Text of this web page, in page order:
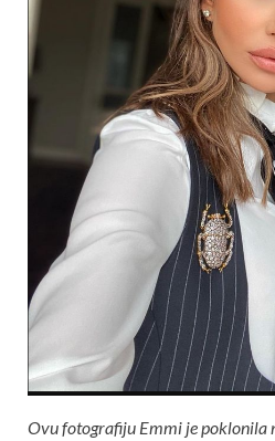
Ovu fotografiju Emmi je poklonila